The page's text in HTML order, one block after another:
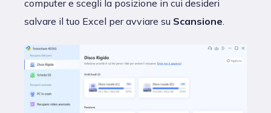
computer e scegli la posizione in cui desideri
salvare il tuo Excel per avviare su Scansione.